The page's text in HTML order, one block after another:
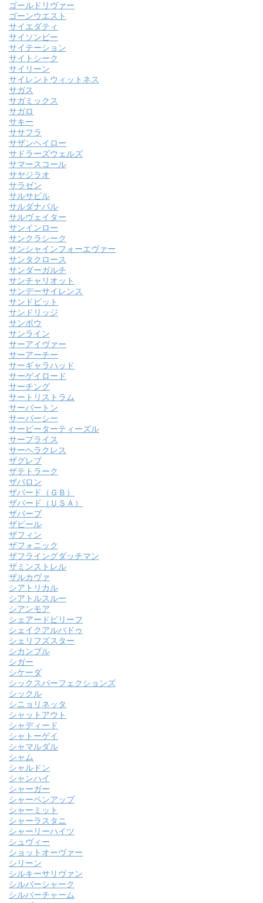
ゴールドリヴァー
ゴーンウエスト
サイエダティ
サイソンビー
サイテーション
サイトシーク
サイリーン
サイレントウィットネス
サガス
サガミックス
サガロ
サキー
ササフラ
サザンヘイロー
サドラーズウェルズ
サマースコール
サヤジラオ
サラゼン
サルサビル
サルダナパル
サルヴェイター
サンインロー
サンクラシーク
サンシャインフォーエヴァー
サンタクロース
サンダーガルチ
サンチャリオット
サンデーサイレンス
サンドピット
サンドリッジ
サンボウ
サンライン
サーアイヴァー
サーアーチー
サーギャラハッド
サーゲイロード
サーチング
サートリストラム
サーバートン
サーパーシー
サーピーターティーズル
サープライス
サーヘラクレス
ザグレブ
ザテトラーク
ザバロン
ザバード（ＧＢ）
ザバード（ＵＳＡ）
ザバーブ
ザビール
ザフィン
ザフォニック
ザフライングダッチマン
ザミンストレル
ザルカヴァ
シアトリカル
シアトルスルー
シアンモア
シェアードビリーフ
シェイクアルバドゥ
シェリフズスター
シカンブル
シガー
シケーダ
シックスパーフェクションズ
シックル
シニョリネッタ
シャットアウト
シャディード
シャトーゲイ
シャマルダル
シャム
シャルドン
シャンハイ
シャーガー
シャーペンアップ
シャーミット
シャーラスタニ
シャーリーハイツ
シュヴィー
ショットオーヴァー
シリーン
シルキーサリヴァン
シルバーシャーク
シルバーチャーム